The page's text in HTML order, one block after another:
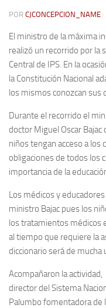
POR CJCONCEPCION_NAME ·
El ministro de la máxima
realizó un recorrido por la
Central de IPS. En la
la Constitución Nacional
los mismos conozcan sus
Durante el recorrido el
doctor Miguel Oscar
niños tengan acceso a
obligaciones de todos los
importancia de la
Los médicos y
ministro Bajac pues los
los tratamientos médicos
al tiempo que requiere la
diccionario será de mucha
Acompañaron la
director del Sistema
Palumbo fomentadora de